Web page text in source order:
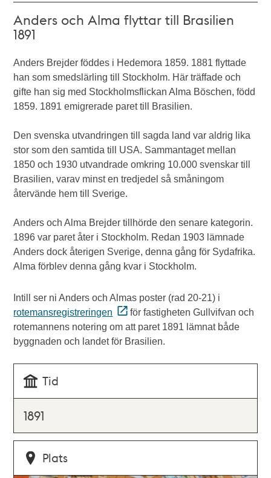
Anders och Alma flyttar till Brasilien
1891
Anders Brejder föddes i Hedemora 1859. 1881 flyttade
han som smedslärling till Stockholm. Här träffade och
gifte han sig med Stockholmsflickan Alma Böschen, född
1859. 1891 emigrerade paret till Brasilien.
Den svenska utvandringen till sagda land var aldrig lika
stor som den samtida till USA. Sammantaget mellan
1850 och 1930 utvandrade omkring 10.000 svenskar till
Brasilien, varav minst en tredjedel så småningom
återvände hem till Sverige.
Anders och Alma Brejder tillhörde den senare kategorin.
1896 var paret åter i Stockholm. Redan 1903 lämnade
Anders dock återigen Sverige, denna gång för Sydafrika.
Alma förblev denna gång kvar i Stockholm.
Intill ser ni Anders och Almas poster (rad 20-21) i
rotemansregistreringen
för fastigheten Gullvifvan och
rotemannens notering om att paret 1891 lämnat både
byggnaden och landet för Brasilien.
Tid
1891
Plats